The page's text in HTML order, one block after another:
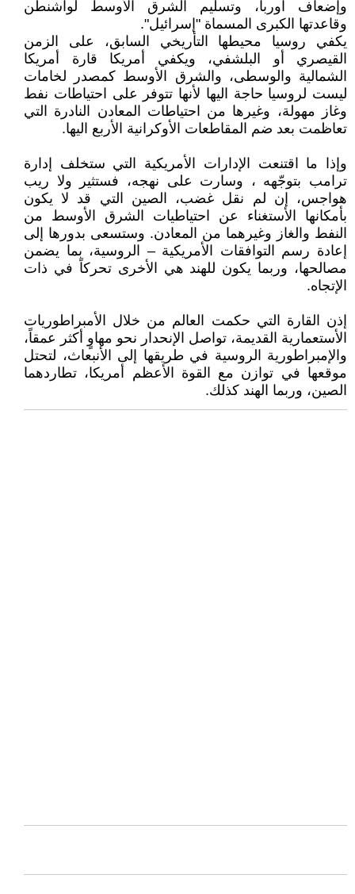
وإضعاف اوربا، وتسليم الشرق الأوسط لواشنطن
وقاعدتها الكبرى المسماة "إسرائيل".
يكفي روسيا محيطها التأريخي السابق، على الزمن
القيصري أو البلشفي، ويكفي أمريكا قارة أمريكا
الشمالية والوسطى، والشرق الأوسط كمصدر لخامات
ليست لروسيا حاجة اليها لأنها تتوفر على احتياطات نفط
وغاز مهولة، وغيرها من احتياطات المعادن النادرة التي
تعاظمت بعد ضم المقاطعات الأوكرانية الأربع اليها.
وإذا ما اقتنعت الإدارات الأمريكية التي ستخلف إدارة
ترامب بتوجّهه ، وسارت على نهجه، فستثير ولا ريب
هواجس، إن لم نقل غضب، الصين التي قد لا يكون
بأمكانها الأستغناء عن احتياطيات الشرق الأوسط من
النفط والغاز وغيرهما من المعادن. وستسعى بدورها إلى
إعادة رسم التوافقات الأمريكية – الروسية، بما يضمن
مصالحها، وربما يكون للهند هي الأخرى تحركاً في ذات
الإتجاه.
إذن القارة التي حكمت العالم من خلال الأمبراطوريات
الأستعمارية القديمة، تواصل الإنحدار نحو مهاوٍ أكثر عمقاً،
والإمبراطورية الروسية في طريقها إلى الأنبعاث، لتحتل
موقعها في توازن مع القوة الأعظم أمريكا، تطاردهما
الصين، وربما الهند كذلك.